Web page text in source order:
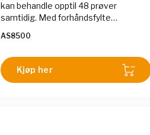
kan behandle opptil 48 prøver
samtidig. Med forhåndsfylte
reduserer denne enheten
brukerfeil, og sikrer pålitelige og
konsistente resultater. Den er ideell
AS8500
Kjøp her